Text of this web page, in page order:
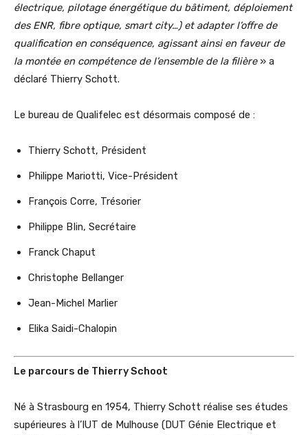
électrique, pilotage énergétique du bâtiment, déploiement
des ENR, fibre optique, smart city…) et adapter l’offre de
qualification en conséquence, agissant ainsi en faveur de
la montée en compétence de l’ensemble de la filière» a
déclaré Thierry Schott.
Le bureau de Qualifelec est désormais composé de :
Thierry Schott, Président
Philippe Mariotti, Vice-Président
François Corre, Trésorier
Philippe BIin, Secrétaire
Franck Chaput
Christophe Bellanger
Jean-Michel Marlier
Elika Saidi-Chalopin
Le parcours de Thierry Schoot
Né à Strasbourg en 1954, Thierry Schott réalise ses études
supérieures à l’IUT de Mulhouse (DUT Génie Electrique et